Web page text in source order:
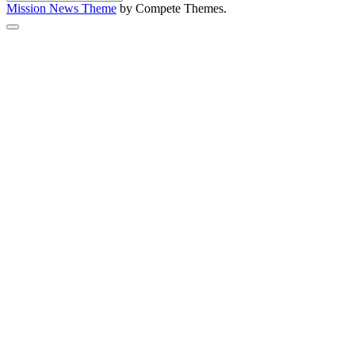
Mission News Theme by Compete Themes.
Scroll